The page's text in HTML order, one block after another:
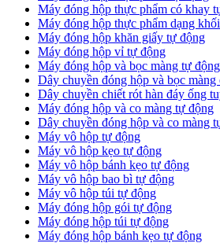
Máy đóng hộp thực phẩm có khay
Máy đóng hộp thực phẩm dạng
Máy đóng hộp khăn giấy tự động
Máy đóng hộp vỉ tự động
Máy đóng hộp và bọc màng tự động
Dây chuyền đóng hộp và bọc màng
Dây chuyền chiết rót hàn đáy ống
Máy đóng hộp và co màng tự động
Dây chuyền đóng hộp và co màng
Máy vô hộp tự động
Máy vô hộp kẹo tự động
Máy vô hộp bánh kẹo tự động
Máy vô hộp bao bì tự động
Máy vô hộp túi tự động
Máy đóng hộp gói tự động
Máy đóng hộp túi tự động
Máy đóng hộp bánh kẹo tự động